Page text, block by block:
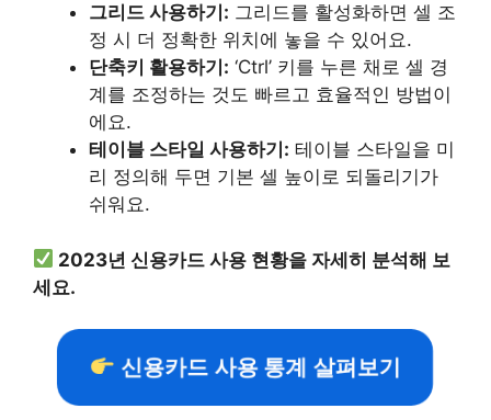
그리드 사용하기: 그리드를 활성화하면 셀 조
정 시 더 정확한 위치에 놓을 수 있어요.
단축키 활용하기: ‘Ctrl’ 키를 누른 채로 셀 경
계를 조정하는 것도 빠르고 효율적인 방법이
에요.
테이블 스타일 사용하기: 테이블 스타일을 미
리 정의해 두면 기본 셀 높이로 되돌리기가
쉬워요.
2023년 신용카드 사용 현황을 자세히 분석해 보
세요.
신용카드 사용 통계 살펴보기